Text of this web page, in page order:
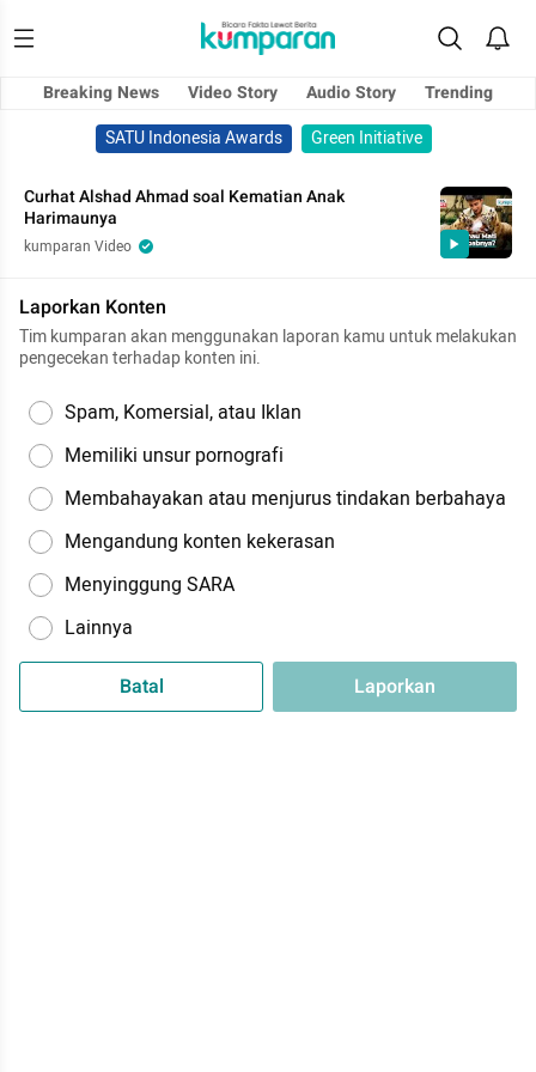
Breaking News Video Story Audio Story
Trending
SATU Indonesia Awards
Green Initiative
Curhat Alshad Ahmad soal Kematian Anak
Harimaunya
kumparan Video
Laporkan Konten
Tim kumparan akan menggunakan laporan kamu untuk melakukan
pengecekan terhadap konten ini.
Spam, Komersial, atau Iklan
Memiliki unsur pornografi
Membahayakan atau menjurus tindakan berbahaya
Mengandung konten kekerasan
Menyinggung SARA
Lainnya
Batal Laporkan